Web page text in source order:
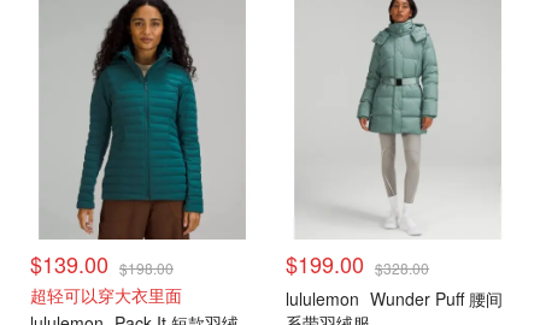
Boxing day 专区
$139.00 $198.00
超轻可以穿大衣里面
Boxing day 专区
$199.00 $328.00
lululemon Wunder Puff 腰间